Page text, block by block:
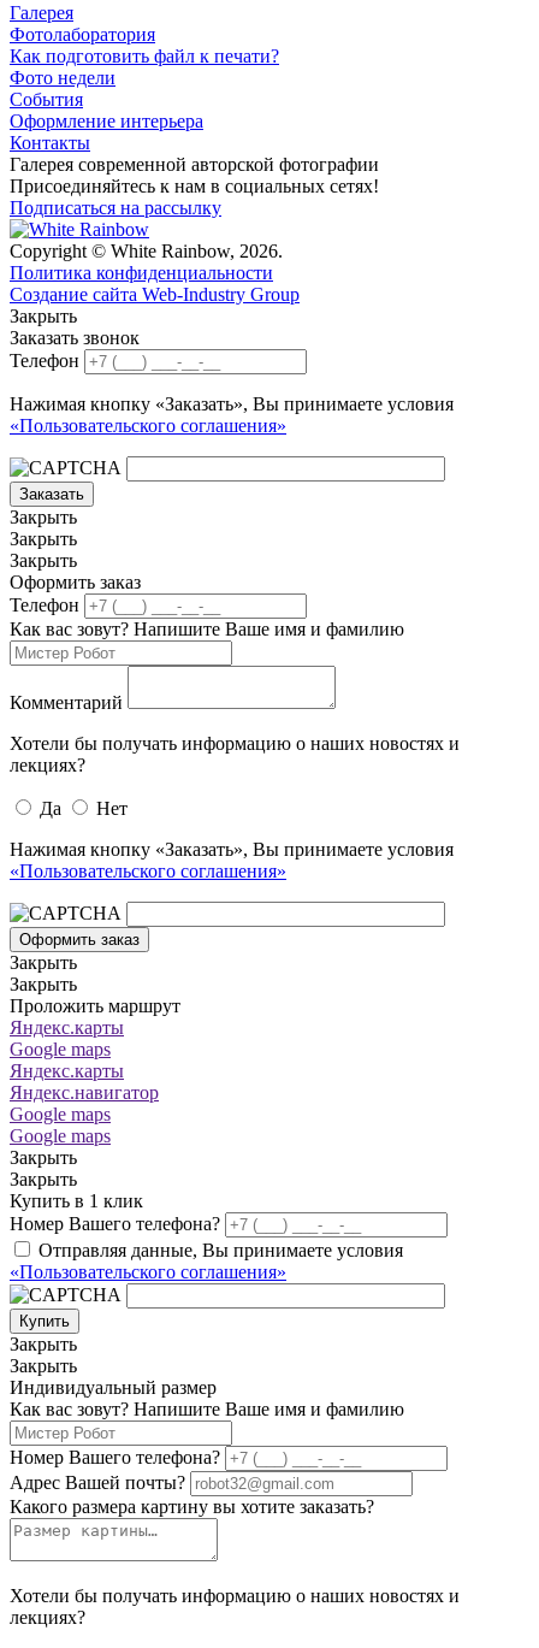
Галерея
Фотолаборатория
Как подготовить файл к печати?
Фото недели
События
Оформление интерьера
Контакты
Галерея современной авторской фотографии
Присоединяйтесь к нам в социальных сетях!
Подписаться на рассылку
Copyright © White Rainbow, 2026.
Политика конфиденциальности
Создание сайта Web-Industry Group
Закрыть
Заказать звонок
Телефон
Нажимая кнопку «Заказать», Вы принимаете условия
«Пользовательского соглашения»
Заказать
Закрыть
Закрыть
Закрыть
Оформить заказ
Телефон
Как вас зовут? Напишите Ваше имя и фамилию
Комментарий
Хотели бы получать информацию о наших новостях и
лекциях?
Да
Нет
Нажимая кнопку «Заказать», Вы принимаете условия
«Пользовательского соглашения»
Оформить заказ
Закрыть
Закрыть
Проложить маршрут
Яндекс.карты
Google maps
Яндекс.карты
Яндекс.навигатор
Google maps
Google maps
Закрыть
Закрыть
Купить в 1 клик
Номер Вашего телефона?
Отправляя данные, Вы принимаете условия
«Пользовательского соглашения»
Купить
Закрыть
Закрыть
Индивидуальный размер
Как вас зовут? Напишите Ваше имя и фамилию
Номер Вашего телефона?
Адрес Вашей почты?
Какого размера картину вы хотите заказать?
Хотели бы получать информацию о наших новостях и
лекциях?